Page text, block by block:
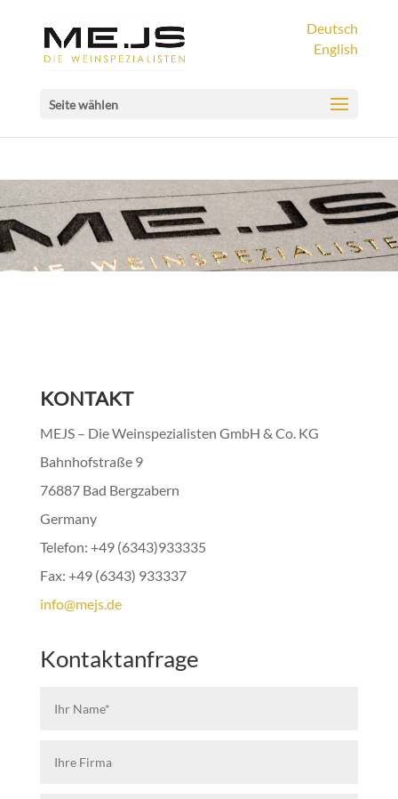
Deutsch
English
Seite wählen
KONTAKT
MEJS – Die Weinspezialisten GmbH & Co. KG
Bahnhofstraße 9
76887 Bad Bergzabern
Germany
Telefon: +49 (6343)933335
Fax: +49 (6343) 933337
info@mejs.de
Kontaktanfrage